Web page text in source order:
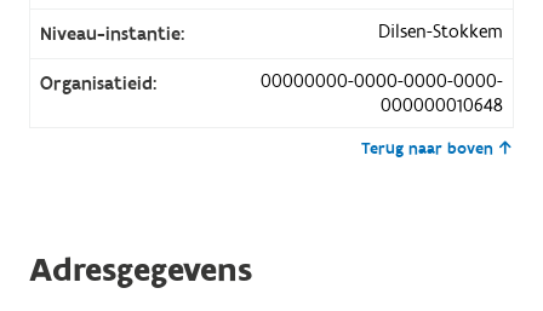
Niveau-instantie: Dilsen-Stokkem
Organisatieid:
00000000-0000-0000-0000-
000000010648
Terug naar boven
Adresgegevens